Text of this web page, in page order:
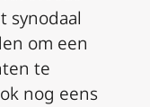
synodaal
om een
te
nog eens